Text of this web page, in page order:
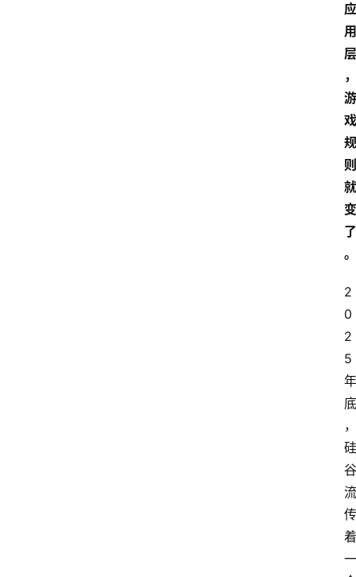
应
用
层
，
游
戏
规
则
就
变
了
。
2
0
2
5
年
底
，
硅
谷
流
传
着
一